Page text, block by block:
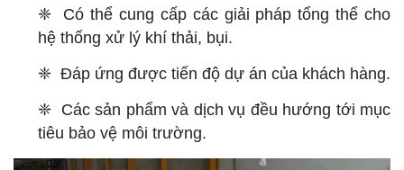
❈ Có thể cung cấp các giải pháp tổng thể cho
hệ thống xử lý khí thải, bụi.
❈ Đáp ứng được tiến độ dự án của khách hàng.
❈ Các sản phẩm và dịch vụ đều hướng tới mục
tiêu bảo vệ môi trường.